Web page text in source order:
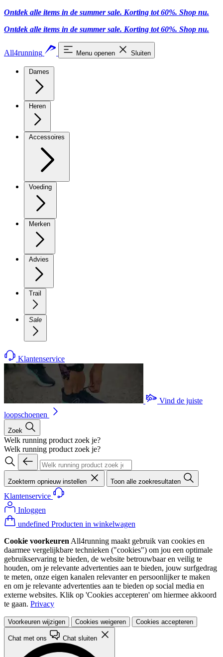
Ontdek alle items in de summer sale. Korting tot 60%. Shop nu.
Ontdek alle items in de summer sale. Korting tot 60%. Shop nu.
All4running Menu openen Sluiten
Dames
Heren
Accessoires
Voeding
Merken
Advies
Trail
Sale
Klantenservice
Vind de juiste
loopschoenen
Zoek
Welk running product zoek je?
Welk running product zoek je?
Zoekterm opnieuw instellen Toon alle zoekresultaten
Klantenservice
Inloggen
undefined Producten in winkelwagen
Cookie voorkeuren All4running maakt gebruik van cookies en
daarmee vergelijkbare technieken ("cookies") om jou een optimale
gebruikservaring te bieden, de website betrouwbaar en veilig te
houden, om je relevante advertenties aan te bieden, jouw surfgedrag
te meten, onze eigen kanalen relevanter en persoonlijker te maken
en om je relevante advertenties aan te bieden op social media en
externe websites. Klik op 'Cookies accepteren' om hiermee akkoord
te gaan. Privacy
Voorkeuren wijzigen Cookies weigeren Cookies accepteren
Chat met ons Chat sluiten